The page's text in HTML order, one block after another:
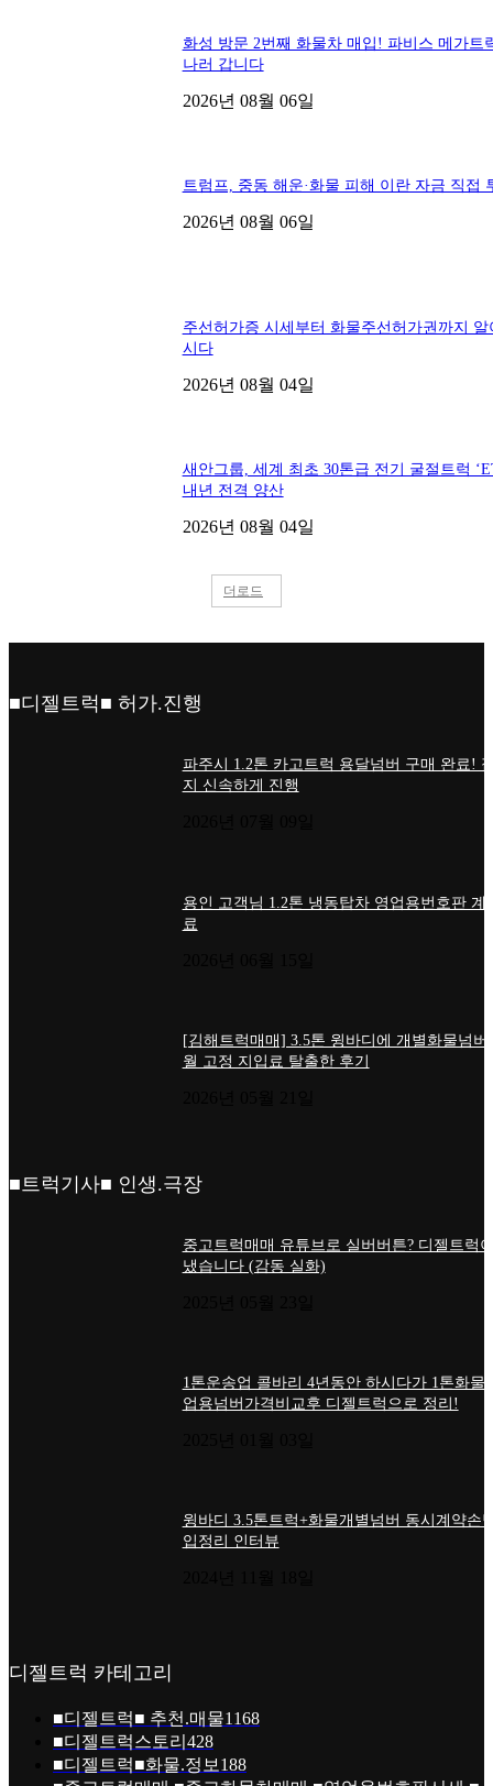
화성 방문 2번째 화물차 매입! 파비스 메가트
나러 갑니다
2026년 08월 06일
트럼프, 중동 해운·화물 피해 이란 자금 직접
2026년 08월 06일
주선허가증 시세부터 화물주선허가권까지 알
시다
2026년 08월 04일
새안그룹, 세계 최초 30톤급 전기 굴절트럭
내년 전격 양산
2026년 08월 04일
더로드
■디젤트럭■ 허가.진행
파주시 1.2톤 카고트럭 용달넘버 구매 완료!
지 신속하게 진행
용인 고객님 1.2톤 냉동탑차 영업용번호판 계
료
[김해트럭매매] 3.5톤 윙바디에 개별화물넘버
월 고정 지입료 탈출한 후기
■트럭기사■ 인생.극장
중고트럭매매 유튜브로 실버버튼? 디젤트럭
냈습니다 (감동 실화)
1톤운송업 콜바리 4년동안 하시다가 1톤화물
업용넘버가격비교후 디젤트럭으로 정리!
윙바디 3.5톤트럭+화물개별넘버 동시계약손
입정리 인터뷰
디젤트럭 카테고리
■디젤트럭■ 추천.매물1168
■디젤트럭스토리 428
■디젤트럭■화물.정보 188